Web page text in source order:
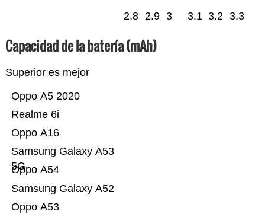
2.8 2.9 3 3.1 3.2 3.3
Capacidad de la batería (mAh)
Superior es mejor
Oppo A53
Samsung Galaxy A52
Oppo A54
Samsung Galaxy A53
5G
Oppo A16
Realme 6i
Oppo A5 2020